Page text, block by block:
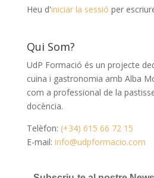
Heu d'iniciar la sessió per
Qui Som?
UdP Formació és un projecte
cuina i gastronomia amb Alba
com a professional de la
docència.
Telèfon: (+34) 615 66 72 15
E-mail: info@udpformacio.com